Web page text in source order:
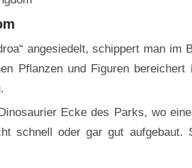
angesiedelt, schippert man im
Pflanzen und Figuren bereichert
Ecke des Parks, wo eine
schnell oder gar gut aufgebaut.